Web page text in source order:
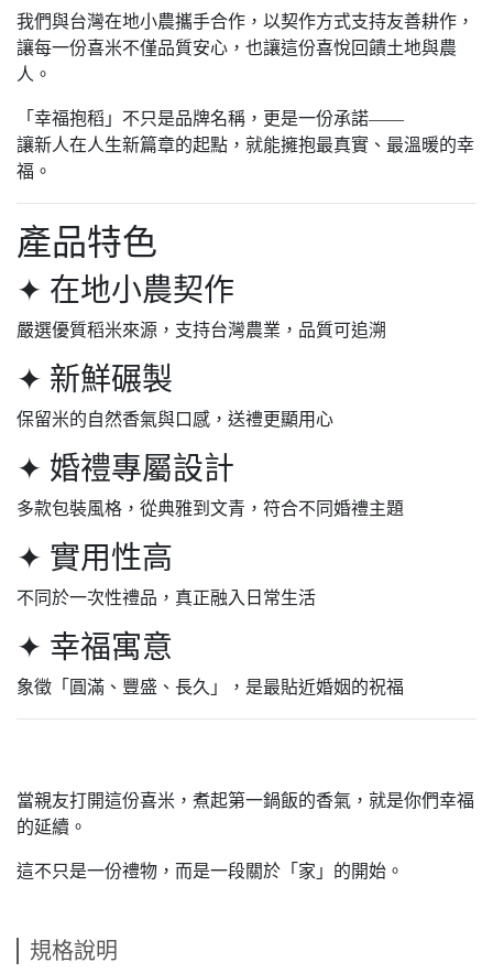
我們與台灣在地小農攜手合作，以契作方式支持友善耕作，
讓每一份喜米不僅品質安心，也讓這份喜悅回饋土地與農
人。
「幸福抱稻」不只是品牌名稱，更是一份承諾——
讓新人在人生新篇章的起點，就能擁抱最真實、最溫暖的幸
福。
產品特色
✦ 在地小農契作
嚴選優質稻米來源，支持台灣農業，品質可追溯
✦ 新鮮碾製
保留米的自然香氣與口感，送禮更顯用心
✦ 婚禮專屬設計
多款包裝風格，從典雅到文青，符合不同婚禮主題
✦ 實用性高
不同於一次性禮品，真正融入日常生活
✦ 幸福寓意
象徵「圓滿、豐盛、長久」，是最貼近婚姻的祝福
當親友打開這份喜米，煮起第一鍋飯的香氣，就是你們幸福
的延續。
這不只是一份禮物，而是一段關於「家」的開始。
規格說明